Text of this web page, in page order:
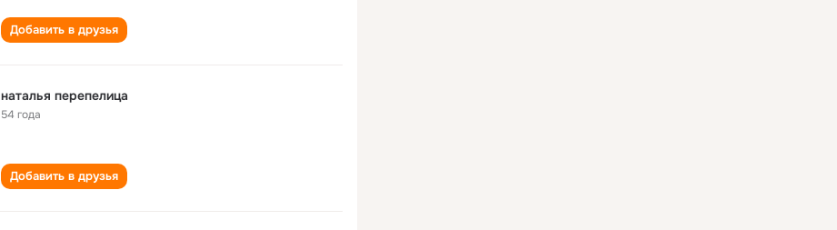
Добавить в друзья
наталья перепелица
54 года
Добавить в друзья